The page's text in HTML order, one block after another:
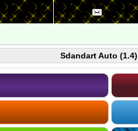
Sdandart Auto